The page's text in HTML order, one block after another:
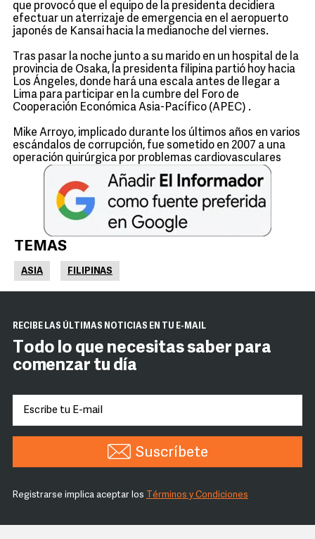
que provocó que el equipo de la presidenta decidiera
efectuar un aterrizaje de emergencia en el aeropuerto
japonés de Kansai hacia la medianoche del viernes.
Tras pasar la noche junto a su marido en un hospital de la
provincia de Osaka, la presidenta filipina partió hoy hacia
Los Ángeles, donde hará una escala antes de llegar a
Lima para participar en la cumbre del Foro de
Cooperación Económica Asia-Pacífico (APEC) .
Mike Arroyo, implicado durante los últimos años en varios
escándalos de corrupción, fue sometido en 2007 a una
operación quirúrgica por problemas cardiovasculares
TEMAS
ASIA FILIPINAS
RECIBE LAS ÚLTIMAS NOTICIAS EN TU E-MAIL
Todo lo que necesitas saber para
comenzar tu día
Suscríbete
Registrarse implica aceptar los Términos y Condiciones